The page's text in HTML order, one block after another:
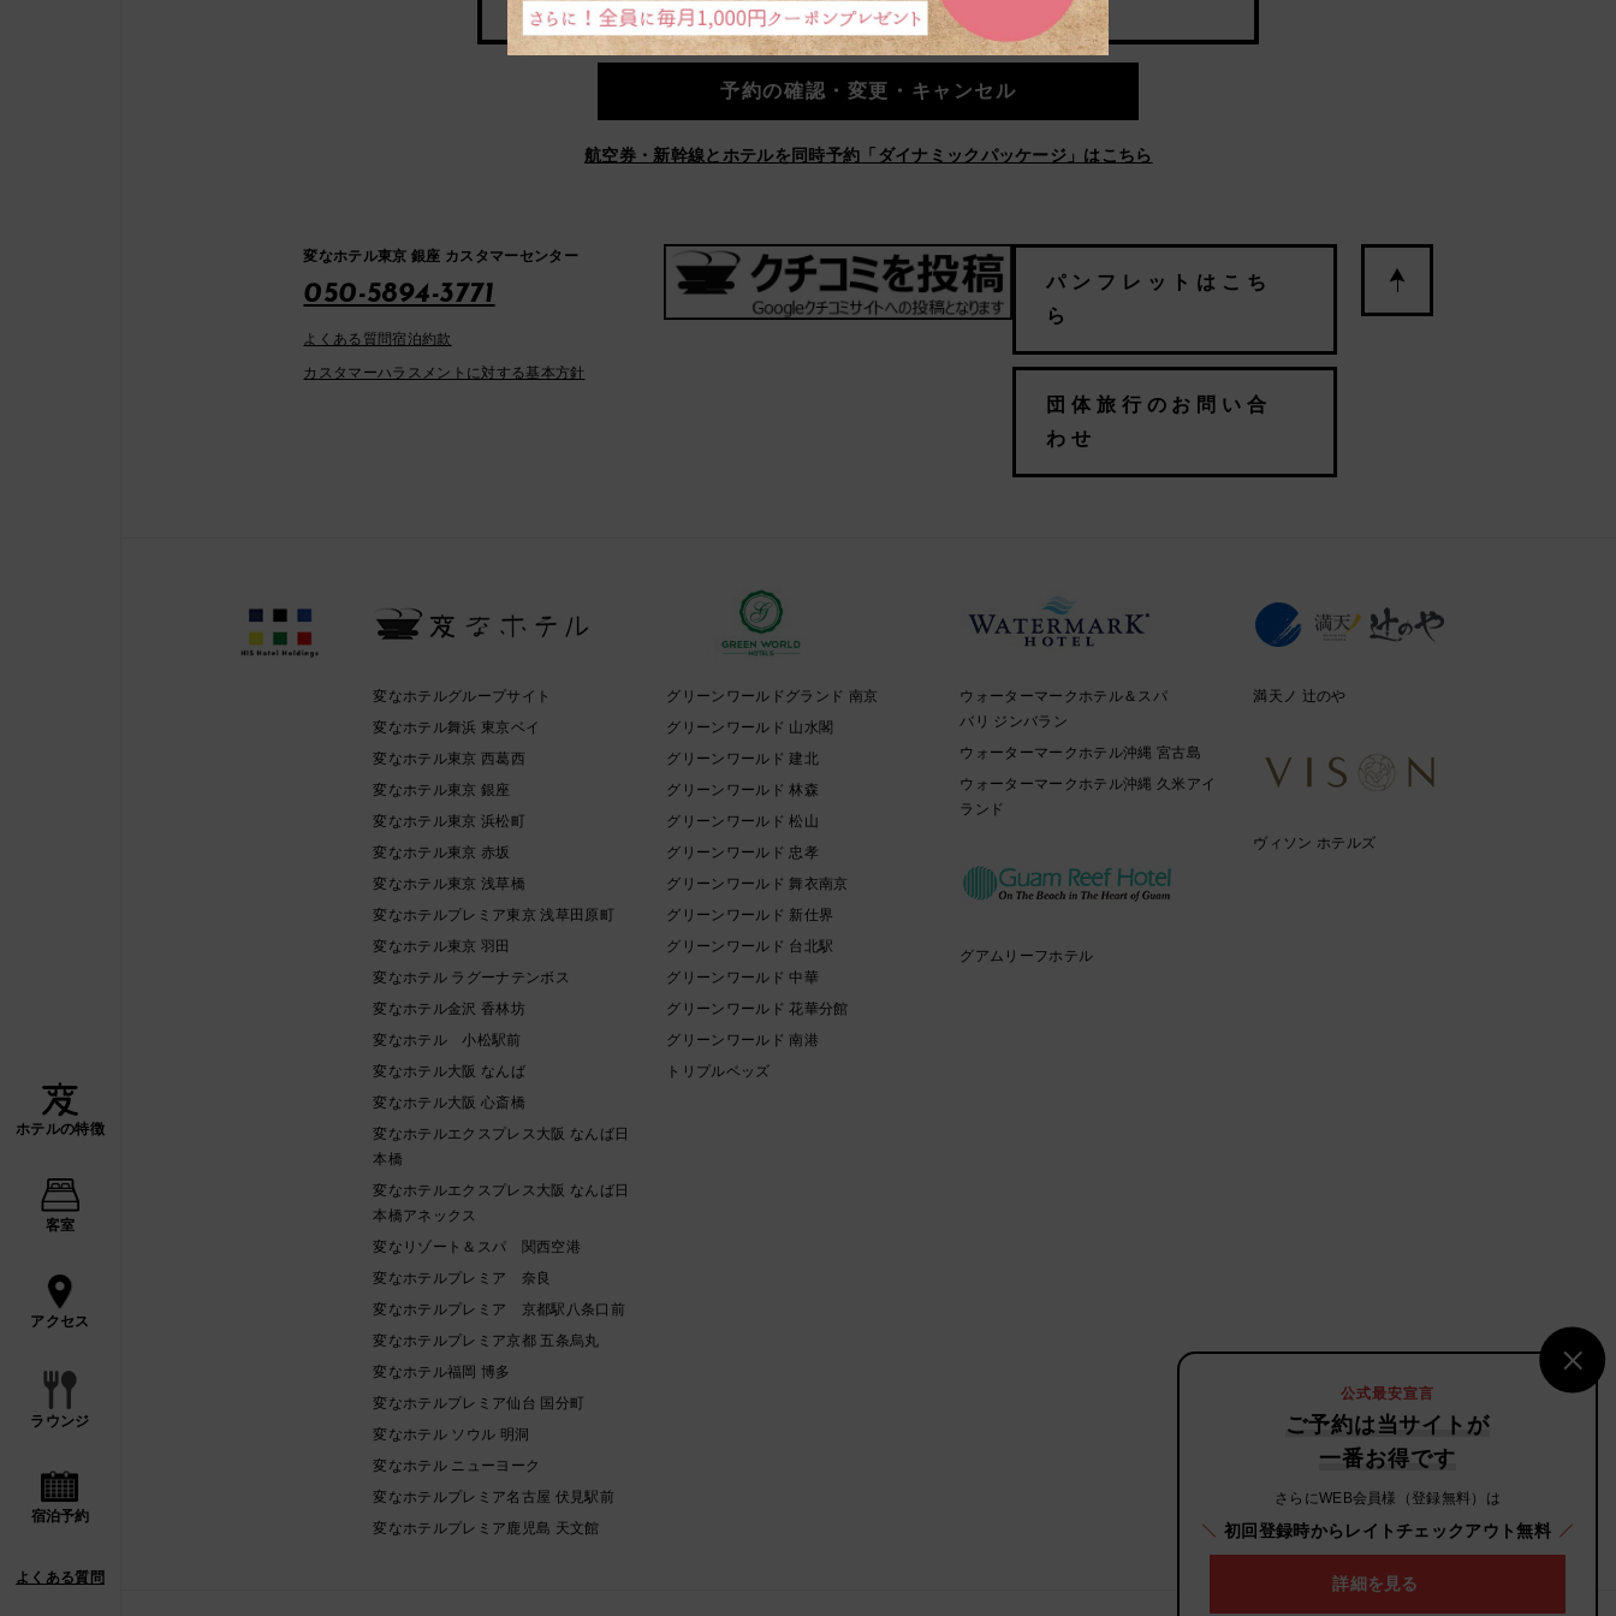
公式最安宣言
ご予約は当サイトが
一番お得です
さらにWEB会員様（登録無料）は
初回登録時からレイトチェックアウト無料
詳細を見る
ホテルの特徴
客室
アクセス
ラウンジ
宿泊予約
よくある質問
予約の確認・変更・キャンセル
航空券・新幹線とホテルを同時予約「ダイナミックパッケージ」はこちら
変なホテル東京 銀座 カスタマーセンター
050-5894-3771
よくある質問宿泊約款
カスタマーハラスメントに対する基本方針
パンフレットはこち
ら
団体旅行のお問い合
わせ
変なホテルグループサイト
変なホテル舞浜 東京ベイ
変なホテル東京 西葛西
変なホテル東京 銀座
変なホテル東京 浜松町
変なホテル東京 赤坂
変なホテル東京 浅草橋
変なホテルプレミア東京 浅草田原町
変なホテル東京 羽田
変なホテル ラグーナテンボス
変なホテル金沢 香林坊
変なホテル 小松駅前
変なホテル大阪 なんば
変なホテル大阪 心斎橋
変なホテルエクスプレス大阪 なんば日
本橋
変なホテルエクスプレス大阪 なんば日
本橋アネックス
変なリゾート＆スパ 関西空港
変なホテルプレミア 奈良
変なホテルプレミア 京都駅八条口前
変なホテルプレミア京都 五条烏丸
変なホテル福岡 博多
変なホテルプレミア仙台 国分町
変なホテル ソウル 明洞
変なホテル ニューヨーク
変なホテルプレミア名古屋 伏見駅前
変なホテルプレミア鹿児島 天文館
グリーンワールドグランド 南京
グリーンワールド 山水閣
グリーンワールド 建北
グリーンワールド 林森
グリーンワールド 松山
グリーンワールド 忠孝
グリーンワールド 舞衣南京
グリーンワールド 新仕界
グリーンワールド 台北駅
グリーンワールド 中華
グリーンワールド 花華分館
グリーンワールド 南港
トリプルベッズ
ウォーターマークホテル＆スパ
バリ ジンバラン
ウォーターマークホテル沖縄 宮古島
ウォーターマークホテル沖縄 久米アイ
ランド
グアムリーフホテル
満天ノ 辻のや
ヴィソン ホテルズ